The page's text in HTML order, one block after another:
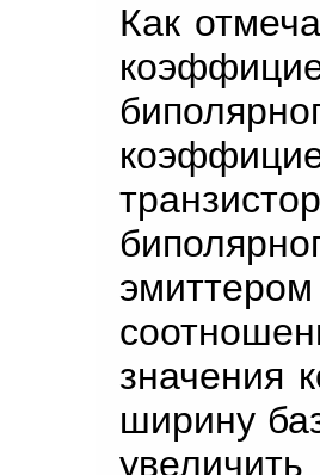
Как
значения
ширину